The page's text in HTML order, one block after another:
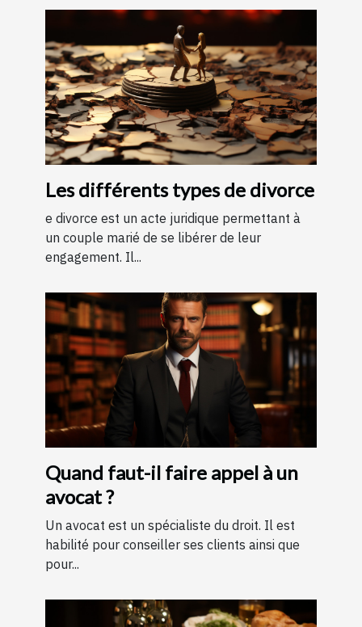
Les différents types de divorce
e divorce est un acte juridique permettant à
un couple marié de se libérer de leur
engagement. Il...
Quand faut-il faire appel à un
avocat ?
Un avocat est un spécialiste du droit. Il est
habilité pour conseiller ses clients ainsi que
pour...